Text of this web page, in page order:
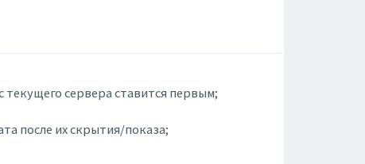
текущего сервера ставится первым;
после их скрытия/показа;